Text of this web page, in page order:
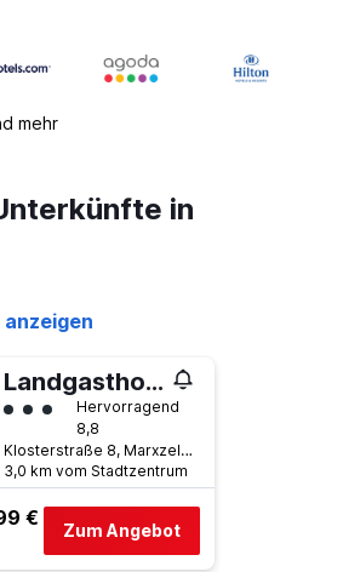
mehr
in
Landgasthof König von Preussen
Bewertungskategorie 3
Hervorragend
8,8
Klosterstraße 8, Marxzell, Baden-Württemberg, Deutschland
3,0 km vom Stadtzentrum
€
Zum Angebot